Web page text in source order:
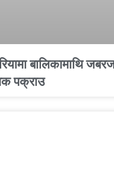
बालिकामाथि
पक्राउ